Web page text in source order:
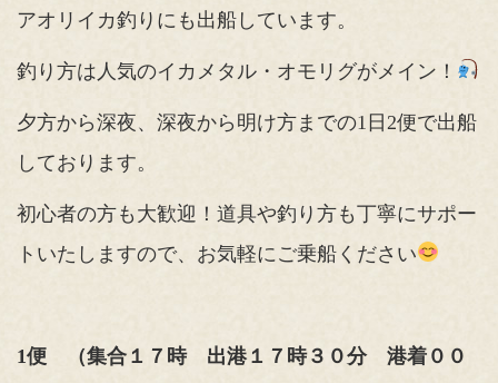
アオリイカ釣りにも出船しています。
釣り方は人気のイカメタル・オモリグがメイン！
夕方から深夜、深夜から明け方までの1日2便で出船
しております。
初心者の方も大歓迎！道具や釣り方も丁寧にサポー
トいたしますので、お気軽にご乗船ください
1便 （集合１７時 出港１７時３０分 港着００